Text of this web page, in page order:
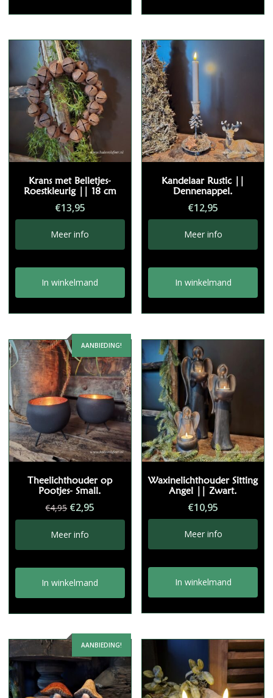
Krans met Belletjes-
Roestkleurig || 18 cm
€13,95
Meer info
In winkelmand
Kandelaar Rustic ||
Dennenappel.
€12,95
Meer info
In winkelmand
AANBIEDING!
Theelichthouder op
Pootjes- Small.
€4,95 Oorspronkelijke
prijs
was:
€4,95.
€2,95
prijs
€2,95.
Meer info
In winkelmand
Waxinelichthouder Sitting
Angel || Zwart.
€10,95
Meer info
In winkelmand
AANBIEDING!